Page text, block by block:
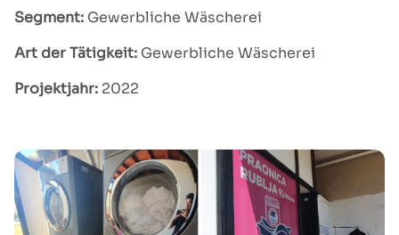
Segment: Gewerbliche Wäscherei
Art der Tätigkeit: Gewerbliche Wäscherei
Projektjahr: 2022